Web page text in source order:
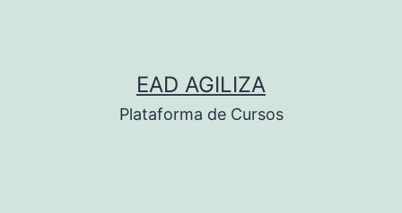
EAD AGILIZA
Plataforma de Cursos